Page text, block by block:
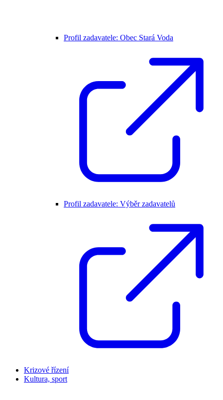
Profil zadavatele: Obec Stará Voda
Profil zadavatele: Výběr zadavatelů
Krizové řízení
Kultura, sport